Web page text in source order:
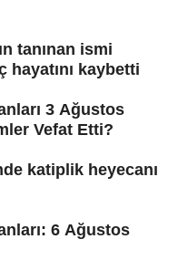
tanınan ismi
hayatını kaybetti
3 Ağustos
Vefat Etti?
katiplik heyecanı
6 Ağustos